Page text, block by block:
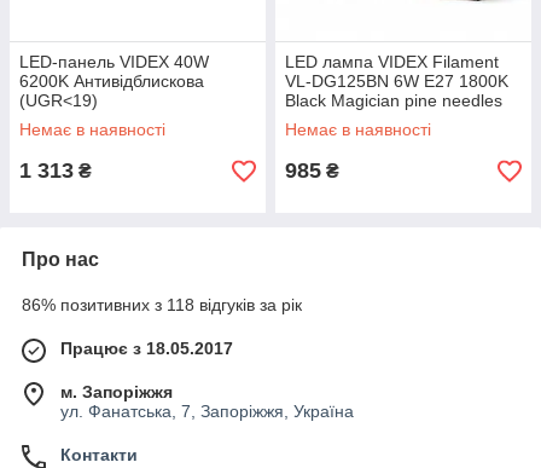
LED-панель VIDEX 40W
6200K Антивідблискова
(UGR<19)
Немає в наявності
1 313 ₴
LED лампа VIDEX Filament
VL-DG125BN 6W E27 1800K
Black Magician pine needles
Немає в наявності
985 ₴
Про нас
86% позитивних з 118 відгуків за рік
Працює з 18.05.2017
м. Запоріжжя
ул. Фанатська, 7, Запоріжжя, Україна
Контакти